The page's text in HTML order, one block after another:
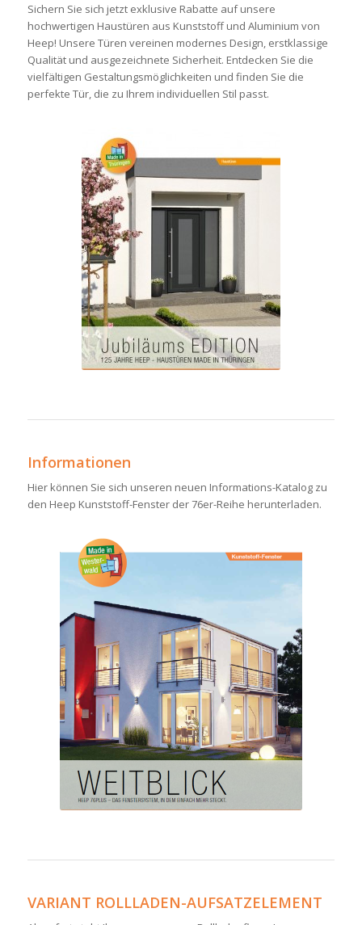
Sichern Sie sich jetzt exklusive Rabatte auf unsere
hochwertigen Haustüren aus Kunststoff und Aluminium von
Heep! Unsere Türen vereinen modernes Design, erstklassige
Qualität und ausgezeichnete Sicherheit. Entdecken Sie die
vielfältigen Gestaltungsmöglichkeiten und finden Sie die
perfekte Tür, die zu Ihrem individuellen Stil passt.
Informationen
Hier können Sie sich unseren neuen Informations-Katalog zu
den Heep Kunststoff-Fenster der 76er-Reihe herunterladen.
VARIANT ROLLLADEN-AUFSATZELEMENT